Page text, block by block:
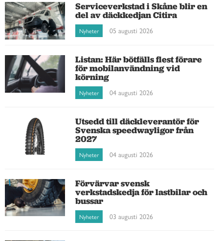
Serviceverkstad i Skåne blir en
del av däckkedjan Citira
Nyheter 05 augusti 2026
Listan: Här bötfälls flest förare
för mobilanvändning vid
körning
Nyheter 04 augusti 2026
Utsedd till däckleverantör för
Svenska speedwayligor från
2027
Nyheter 04 augusti 2026
Förvärvar svensk
verkstadskedja för lastbilar och
bussar
Nyheter 03 augusti 2026